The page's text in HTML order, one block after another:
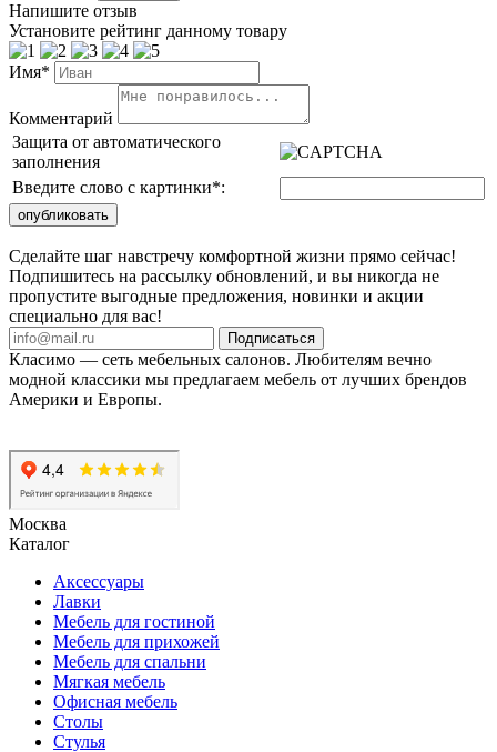
Напишите отзыв
Установите рейтинг данному товару
Имя*
Комментарий
Защита от автоматического
заполнения
Введите слово с картинки*:
Сделайте шаг навстречу комфортной жизни прямо сейчас!
Подпишитесь на рассылку обновлений, и вы никогда не
пропустите выгодные предложения, новинки и акции
специально для вас!
Подписаться
Класимо — cеть мебельных салонов. Любителям вечно
модной классики мы предлагаем мебель от лучших брендов
Америки и Европы.
Москва
Каталог
Аксессуары
Лавки
Мебель для гостиной
Мебель для прихожей
Мебель для спальни
Мягкая мебель
Офисная мебель
Столы
Стулья